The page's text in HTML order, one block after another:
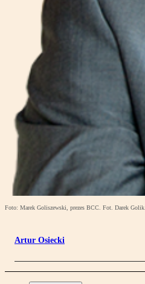
Foto: Marek Goliszewski, prezes BCC. Fot. Darek Golik.
Artur Osiecki